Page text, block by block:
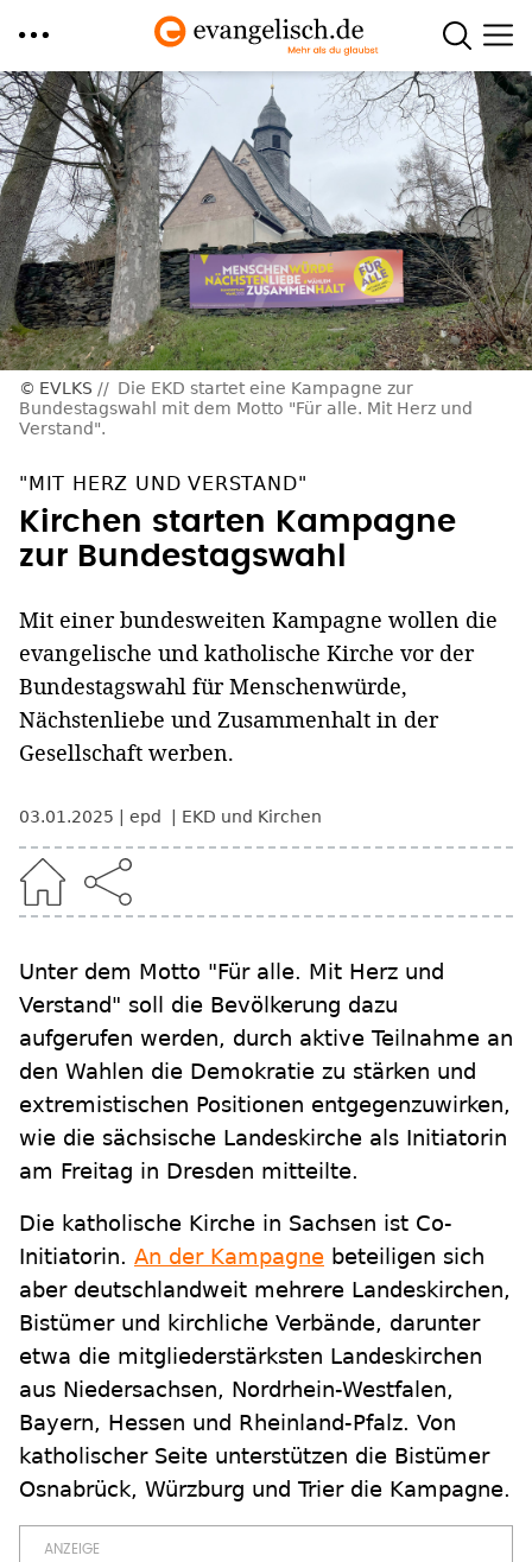
Direkt
zum
Inhalt
EVLKS
Die EKD startet eine Kampagne zur
Bundestagswahl mit dem Motto "Für alle. Mit Herz und
Verstand".
"MIT HERZ UND VERSTAND"
Kirchen starten Kampagne
zur Bundestagswahl
Mit einer bundesweiten Kampagne wollen die
evangelische und katholische Kirche vor der
Bundestagswahl für Menschenwürde,
Nächstenliebe und Zusammenhalt in der
Gesellschaft werben.
03.01.2025 epd EKD und Kirchen
Unter dem Motto "Für alle. Mit Herz und
Verstand" soll die Bevölkerung dazu
aufgerufen werden, durch aktive Teilnahme an
den Wahlen die Demokratie zu stärken und
extremistischen Positionen entgegenzuwirken,
wie die sächsische Landeskirche als Initiatorin
am Freitag in Dresden mitteilte.
Die katholische Kirche in Sachsen ist Co-
Initiatorin. An der Kampagne beteiligen sich
aber deutschlandweit mehrere Landeskirchen,
Bistümer und kirchliche Verbände, darunter
etwa die mitgliederstärksten Landeskirchen
aus Niedersachsen, Nordrhein-Westfalen,
Bayern, Hessen und Rheinland-Pfalz. Von
katholischer Seite unterstützen die Bistümer
Osnabrück, Würzburg und Trier die Kampagne.